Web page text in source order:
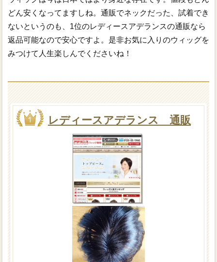
どん安くなってますしね。通販でネックだった、試着でき
ないというのも、1位のレディースアデランスの通販なら
返品可能なので安心ですよ。是非お気に入りのウィッグを
みつけて人生楽しんでくださいね！
レディースアデランス 通販